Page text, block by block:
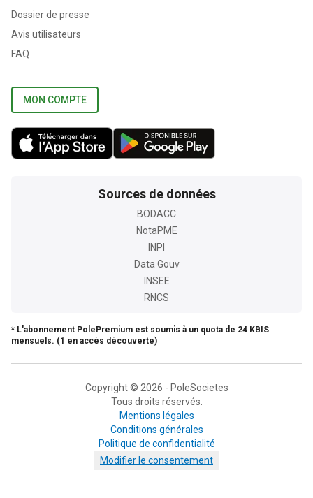
Dossier de presse
Avis utilisateurs
FAQ
MON COMPTE
Sources de données
BODACC
NotaPME
INPI
Data Gouv
INSEE
RNCS
* L'abonnement PolePremium est soumis à un quota de 24 KBIS
mensuels. (1 en accès découverte)
Copyright © 2026 - PoleSocietes
Tous droits réservés.
Mentions légales
Conditions générales
Politique de confidentialité
Modifier le consentement